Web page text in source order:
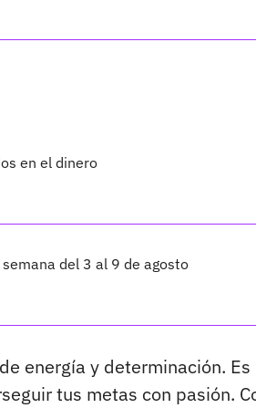
en el dinero
del 3 al 9 de agosto
energía y determinación. Es
tus metas con pasión.